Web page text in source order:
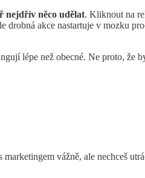
nejdřív něco udělat. Kliknout na
akce nastartuje v mozku
lépe než obecné. Ne proto, že
vážně, ale nechceš